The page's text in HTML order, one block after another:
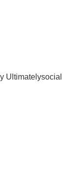
Ultimatelysocial